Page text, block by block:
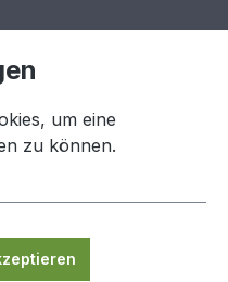
0,00 €
um eine
zu können.